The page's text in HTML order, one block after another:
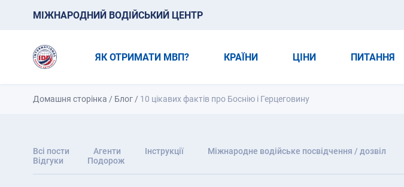
МІЖНАРОДНИЙ ВОДІЙСЬКИЙ ЦЕНТР
ЯК ОТРИМАТИ МВП? КРАЇНИ ЦІНИ ПИТАННЯ
Домашня сторінка / Блог / 10 цікавих фактів про Боснію і Герцеговину
Всі пости Агенти Інструкції Міжнародне водійське посвідчення / дозвіл
Відгуки
Подорож